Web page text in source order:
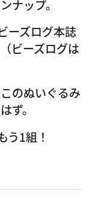
ナップ。
ーズログ本誌
ビーズログは
のぬいぐるみ
ず。
う1組！